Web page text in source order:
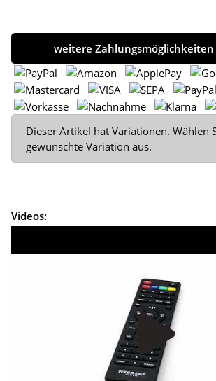
weitere Zahlungsmöglichkeiten
x
Dieser Artikel hat Variationen. Wählen
gewünschte Variation aus.
Videos: